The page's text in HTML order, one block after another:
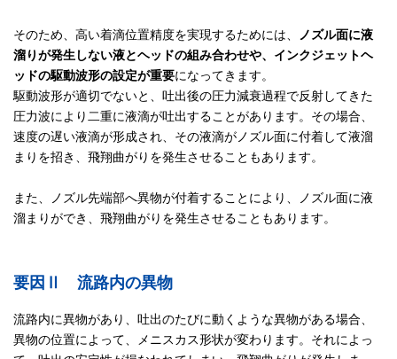
そのため、高い着滴位置精度を実現するためには、
ノズル面に液
溜りが発生しない液とヘッドの組み合わせや、インクジェットヘ
ッドの駆動波形の設定が重要になってきます。
駆動波形が適切でないと、吐出後の圧力減衰過程で反射してきた
圧力波により二重に液滴が吐出することがあります。その場合、
速度の遅い液滴が形成され、その液滴がノズル面に付着して液溜
まりを招き、飛翔曲がりを発生させることもあります。
また、ノズル先端部へ異物が付着することにより、ノズル面に液
溜まりができ、飛翔曲がりを発生させることもあります。
要因Ⅱ 流路内の異物
流路内に異物があり、吐出のたびに動くような異物がある場合、
異物の位置によって、メニスカス形状が変わります。それによっ